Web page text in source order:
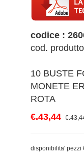
codice :
cod.
10 BUSTE
MONETE
ROTA
€.43,44
disponibilita' pezzi